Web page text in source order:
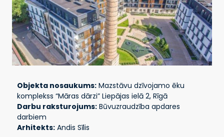
Objekta nosaukums: Mazstāvu dzīvojamo ēku
komplekss “Māras dārzi” Liepājas ielā 2, Rīgā
Darbu raksturojums: Būvuzraudzība apdares
darbiem
Arhitekts: Andis Sīlis